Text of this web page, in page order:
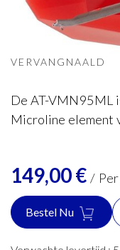
Audio Technica
Audio-
VERVANGNAALD
De AT-VMN95ML
Microline element
149,00€ /
Bestel Nu